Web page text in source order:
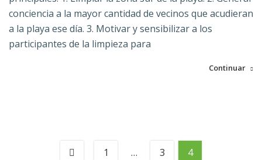
conciencia a la mayor cantidad de vecinos que acudieran
a la playa ese día. 3. Motivar y sensibilizar a los
participantes de la limpieza para
Continuar
1 … 3 4